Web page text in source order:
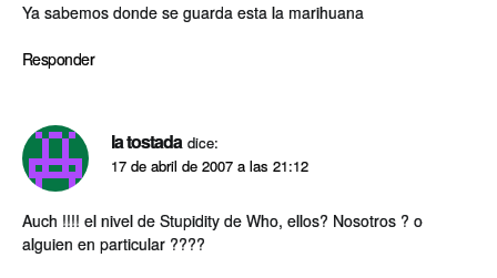
Ya sabemos donde se guarda esta la marihuana
Responder
la tostada dice:
17 de abril de 2007 a las 21:12
Auch !!!! el nivel de Stupidity de Who, ellos? Nosotros ? o
alguien en particular ????